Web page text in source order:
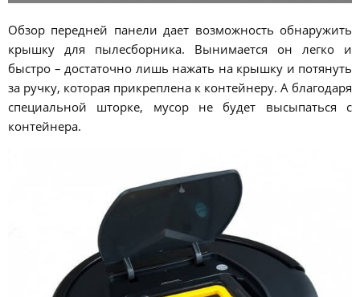
Обзор передней панели дает возможность обнаружить
крышку для пылесборника. Вынимается он легко и
быстро – достаточно лишь нажать на крышку и потянуть
за ручку, которая прикреплена к контейнеру. А благодаря
специальной шторке, мусор не будет высыпаться с
контейнера.